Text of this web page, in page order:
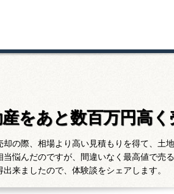
をあと数百万円高
却の際、相場より高い見積もりを得て、土
当悩んだのですが、間違いなく最高値で売
出来ましたので、体験談をシェアします。